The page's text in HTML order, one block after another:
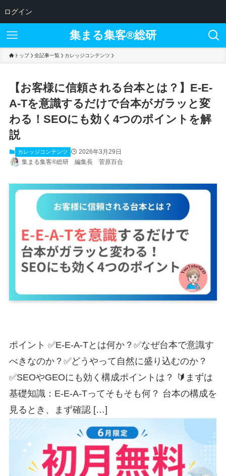
ログイン
集まる集客®︎総研
トップ 全記事一覧 カレッジコンテンツ
【お客様に信頼される台本とは？】E-E-
A-Tを意識するだけで台本がガラッと変
わる！SEOにも効く4つのポイントを解
説
カレッジコンテンツ
2026年3月29日
集まる集客®総研 編集長 菅原百合
ポイント ✅E-E-A-Tとは何か？✅なぜ台本で意識す
べきなのか？✅どうやって自然に盛り込むのか？
✅SEOやGEOにも効く構成ポイントは？ 🔰まずは
基礎知識：E-E-A-Tってそもそも何？ 台本の構成を
見るとき、まず確認 […]